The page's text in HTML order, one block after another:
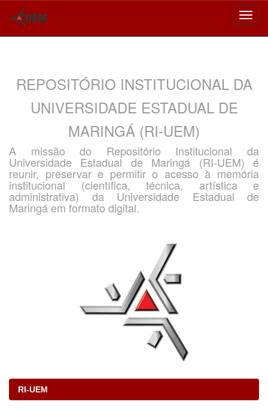
REPOSITÓRIO INSTITUCIONAL DA
UNIVERSIDADE ESTADUAL DE
MARINGÁ (RI-UEM)
A missão do Repositório Institucional da
Universidade Estadual de Maringá (RI-UEM) é
reunir, preservar e permitir o acesso à memória
institucional (científica, técnica, artística e
administrativa) da Universidade Estadual de
Maringá em formato digital.
RI-UEM